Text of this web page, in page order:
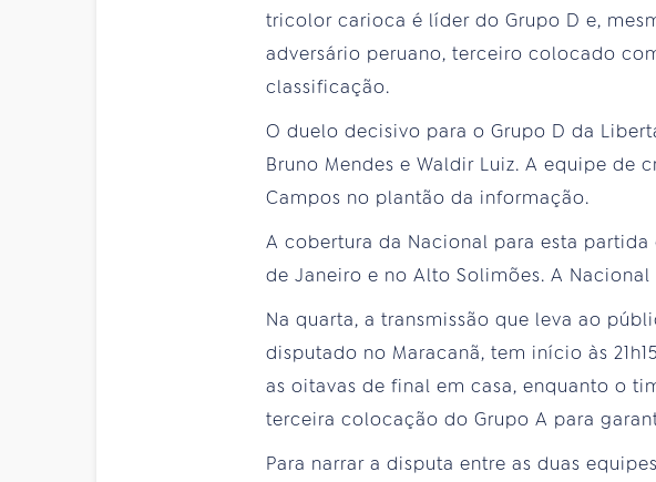
tricolor carioca é líder do Grupo D e,
adversário peruano, terceiro colocado
classificação.
O duelo decisivo para o Grupo D da
Bruno Mendes e Waldir Luiz. A equipe
Campos no plantão da informação.
A cobertura da Nacional para esta
de Janeiro e no Alto Solimões. A
Na quarta, a transmissão que leva ao
disputado no Maracanã, tem início às
as oitavas de final em casa, enquanto o
terceira colocação do Grupo A para
Para narrar a disputa entre as duas